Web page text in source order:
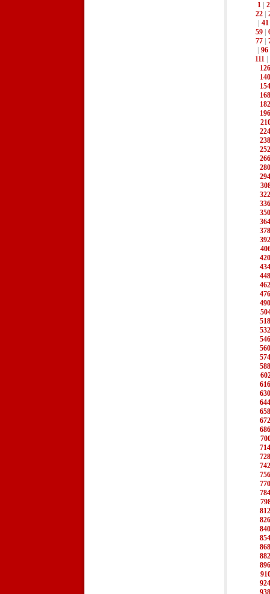
1
2
22|
41
59
77|
96
111|
126
140
154
168
182
196
224
238
252
266
280
294
322
336
350
364
378
392
420
434
448
462
476
490
518
532
546
560
574
588
616
630
644
658
672
686
714
728
742
756
770
784
812
826
840
854
868
882
896
924
938